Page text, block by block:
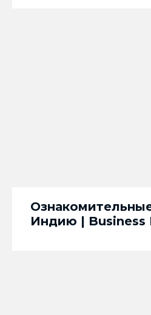
Индию | Business